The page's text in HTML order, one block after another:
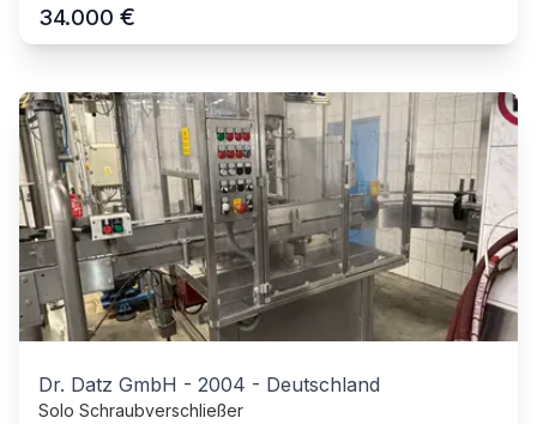
34.000 €
Dr. Datz GmbH - 2004 - Deutschland
Solo Schraubverschließer